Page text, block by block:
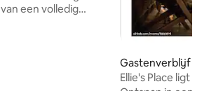
een volledig
Gastenverblijf in
Ellie's Place ligt